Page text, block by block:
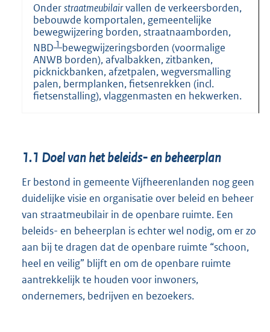
Onderstraatmeubilairvallen de verkeersborden,
bebouwde komportalen, gemeentelijke
bewegwijzering borden, straatnaamborden,
NBD 1 bewegwijzeringsborden (voormalige
ANWB borden), afvalbakken, zitbanken,
picknickbanken, afzetpalen, wegversmalling
palen, bermplanken, fietsenrekken (incl.
fietsenstalling), vlaggenmasten en hekwerken.
1.1 Doel van het beleids- en beheerplan
Er bestond in gemeente Vijfheerenlanden nog geen
duidelijke visie en organisatie over beleid en beheer
van straatmeubilair in de openbare ruimte. Een
beleids- en beheerplan is echter wel nodig, om er zo
aan bij te dragen dat de openbare ruimte “schoon,
heel en veilig” blijft en om de openbare ruimte
aantrekkelijk te houden voor inwoners,
ondernemers, bedrijven en bezoekers.